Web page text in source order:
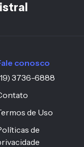
conosco
3736-6888
de Uso
de